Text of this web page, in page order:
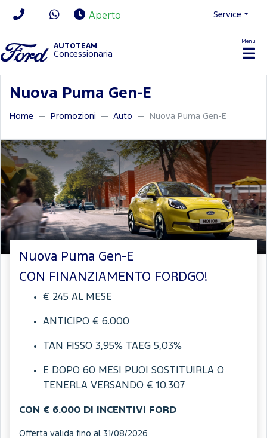
Aperto Service
AUTOTEAM
Concessionaria
Menu
Nuova Puma Gen-E
Home Promozioni Auto Nuova Puma Gen-E
Nuova Puma Gen-E
CON FINANZIAMENTO FORDGO!
€ 245 AL MESE
ANTICIPO € 6.000
TAN FISSO 3,95% TAEG 5,03%
E DOPO 60 MESI PUOI SOSTITUIRLA O
TENERLA VERSANDO € 10.307
CON € 6.000 DI INCENTIVI FORD
Offerta valida fino al 31/08/2026